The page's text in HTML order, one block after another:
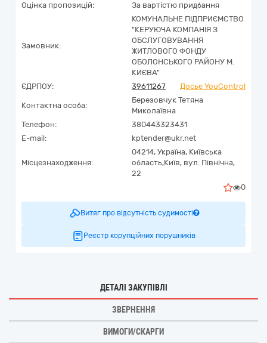
Оцінка пропозицій:
За вартістю придбання
Замовник:
КОМУНАЛЬНЕ ПІДПРИЄМСТВО
"КЕРУЮЧА КОМПАНІЯ З
ОБСЛУГОВУВАННЯ
ЖИТЛОВОГО ФОНДУ
ОБОЛОНСЬКОГО РАЙОНУ М.
КИЄВА"
ЄДРПОУ:
39611267 Досьє YouControl
Контактна особа:
Березовчук Тетяна
Миколаївна
Телефон:
380443323431
E-mail:
kptender@ukr.net
Місцезнаходження:
04214, Україна, Київська
область,Київ, вул. Північна,
22
0
Витяг про відсутність судимості
Реєстр корупційних порушників
ДЕТАЛІ ЗАКУПІВЛІ
ЗВЕРНЕННЯ
ВИМОГИ/СКАРГИ